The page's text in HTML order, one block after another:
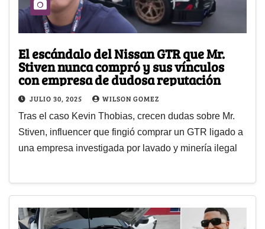
El escándalo del Nissan GTR que Mr.
Stiven nunca compró y sus vínculos
con empresa de dudosa reputación
JULIO 30, 2025 WILSON GOMEZ
Tras el caso Kevin Thobias, crecen dudas sobre Mr.
Stiven, influencer que fingió comprar un GTR ligado a
una empresa investigada por lavado y minería ilegal